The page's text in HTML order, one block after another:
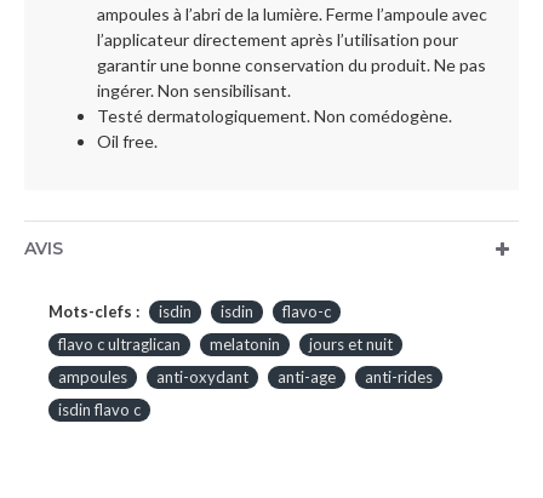
ampoules à l’abri de la lumière. Ferme l’ampoule avec
l’applicateur directement après l’utilisation pour
garantir une bonne conservation du produit. Ne pas
ingérer. Non sensibilisant.
Testé dermatologiquement. Non comédogène.
Oil free.
AVIS
Mots-clefs : isdin isdin
flavo-c
flavo c ultraglican
melatonin
jours et nuit
ampoules
anti-oxydant anti-age
anti-rides
isdin flavo c